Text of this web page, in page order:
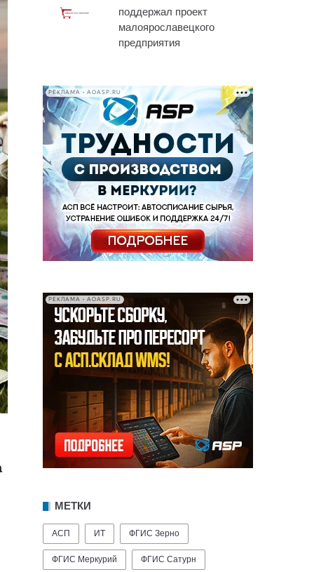
поддержал проект
малоярославецкого
предприятия
РЕКЛАМА • AOASP.RU
РЕКЛАМА • AOASP.RU
МЕТКИ
АСП ИТ ФГИС Зерно
ФГИС Меркурий ФГИС Сатурн